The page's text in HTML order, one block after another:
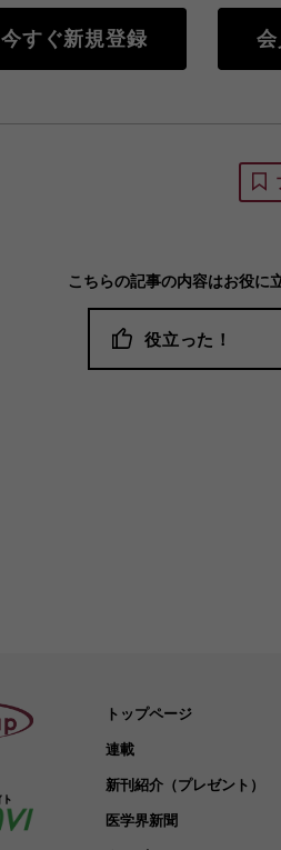
今すぐ新規登録
こちらの記事の内容はお役に
役立った！
トップページ
連載
新刊紹介（プレゼント）
医学界新聞